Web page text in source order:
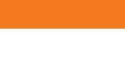
de Escuelas Aztecas